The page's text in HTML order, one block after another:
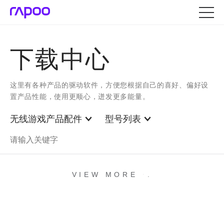
下载中心
这里有各种产品的驱动软件，方便您根据自己的喜好、偏好设
置产品性能，使用更顺心，迸发更多能量。
无线游戏产品配件 型号列表
VIEW MORE .